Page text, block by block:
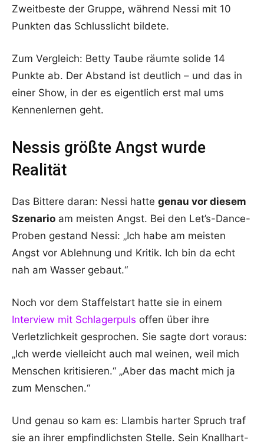
Zweitbeste der Gruppe, während Nessi mit 10
Punkten das Schlusslicht bildete.
Zum Vergleich: Betty Taube räumte solide 14
Punkte ab. Der Abstand ist deutlich – und das in
einer Show, in der es eigentlich erst mal ums
Kennenlernen geht.
Nessis größte Angst wurde
Realität
Das Bittere daran: Nessi hatte genau vor diesem
Szenario am meisten Angst. Bei den Let’s-Dance-
Proben gestand Nessi: „Ich habe am meisten
Angst vor Ablehnung und Kritik. Ich bin da echt
nah am Wasser gebaut.“
Noch vor dem Staffelstart hatte sie in einem
Interview mit Schlagerpuls offen über ihre
Verletzlichkeit gesprochen. Sie sagte dort voraus:
„Ich werde vielleicht auch mal weinen, weil mich
Menschen kritisieren.“ „Aber das macht mich ja
zum Menschen.“
Und genau so kam es: Llambis harter Spruch traf
sie an ihrer empfindlichsten Stelle. Sein Knallhart-